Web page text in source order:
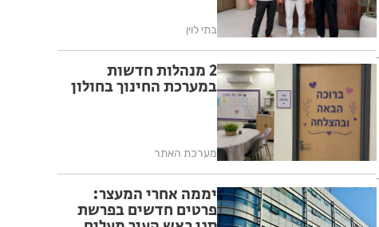
בתי לוין
2 מנהלות חדשות
במערכת החינוך בחולון
מערכת האתר
יממה אחרי המעצר:
פרטים חדשים בפרשת